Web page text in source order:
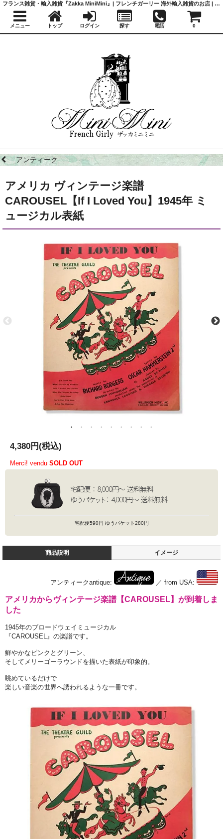
アンティーク
アメリカ ヴィンテージ楽譜
CAROUSEL【If I Loved You】1945年 ミ
ュージカル表紙
4,380円(税込)
Merci! vendu SOLD OUT
宅配便590円 ゆうパケット280円
商品説明 イメージ
アンティークantique: ／ from USA:
アメリカからヴィンテージ楽譜【CAROUSEL】が到着しま
した
1945年のブロードウェイミュージカル
『CAROUSEL』の楽譜です。
鮮やかなピンクとグリーン、
そしてメリーゴーラウンドを描いた表紙が印象的。
眺めているだけで
楽しい音楽の世界へ誘われるような一冊です。
フランス雑貨・輸入雑貨『Zakka MiniMini』| フレンチガーリー 海外輸入雑貨のお店 | かわいい雑貨 | 蚤の市 | アンティーク
メニュー トップ ログイン 探す 電話 0